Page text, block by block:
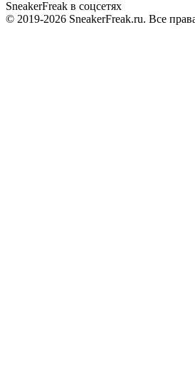
SneakerFreak в соцсетях
© 2019-2026 SneakerFreak.ru. Все